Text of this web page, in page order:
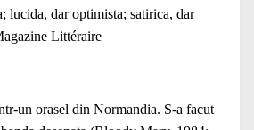
lucida, dar optimista; satirica, dar
Littéraire
un orasel din Normandia. S-a facut